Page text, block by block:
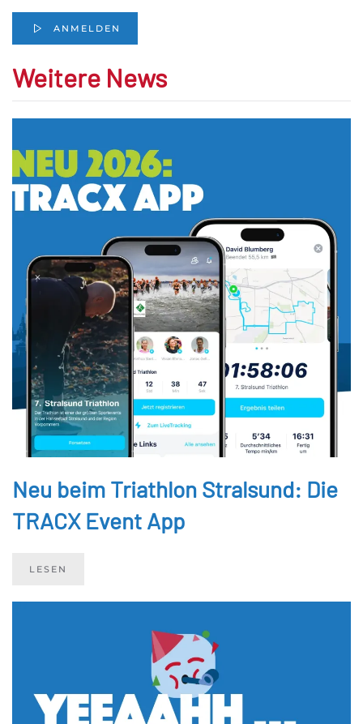
ANMELDEN
Weitere News
Neu beim Triathlon Stralsund: Die
TRACX Event App
LESEN